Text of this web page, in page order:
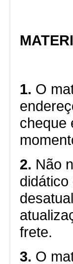
1. O
cheque
2. Não
frete.
3. O